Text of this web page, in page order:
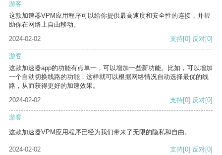
游客
这款加速器VPM应用程序可以给你提供最高速度和安全性的连接，并帮
助你在网络上自由移动。
2024-02-02
支持[0] 反对[0]
游客
这款加速器app的功能有点单一，可以增加一些新功能。比如，可以增加
一个自动切换线路的功能，这样就可以根据网络情况自动选择最优的线
路，从而获得更好的加速效果。
2024-02-02
支持[0] 反对[0]
游客
这款加速器VPM应用程序已经为我们带来了无限的隐私和自由。
2024-02-02 支持[0] 反对[0]